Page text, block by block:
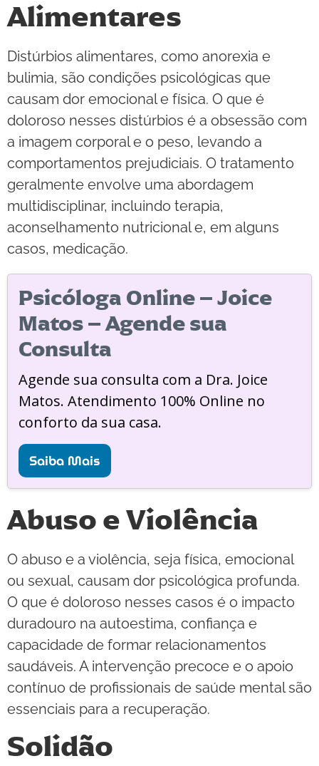
Alimentares
Distúrbios alimentares, como anorexia e
bulimia, são condições psicológicas que
causam dor emocional e física. O que é
doloroso nesses distúrbios é a obsessão com
a imagem corporal e o peso, levando a
comportamentos prejudiciais. O tratamento
geralmente envolve uma abordagem
multidisciplinar, incluindo terapia,
aconselhamento nutricional e, em alguns
casos, medicação.
Psicóloga Online – Joice
Matos – Agende sua
Consulta
Agende sua consulta com a Dra. Joice
Matos. Atendimento 100% Online no
conforto da sua casa.
Saiba Mais
Abuso e Violência
O abuso e a violência, seja física, emocional
ou sexual, causam dor psicológica profunda.
O que é doloroso nesses casos é o impacto
duradouro na autoestima, confiança e
capacidade de formar relacionamentos
saudáveis. A intervenção precoce e o apoio
contínuo de profissionais de saúde mental são
essenciais para a recuperação.
Solidão